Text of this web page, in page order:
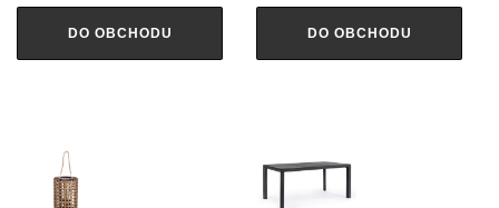
DO OBCHODU DO OBCHODU